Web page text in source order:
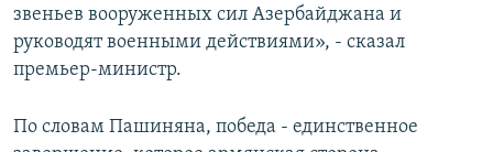
звеньев вооруженных сил Азербайджана и
руководят военными действиями», - сказал
премьер-министр.
По словам Пашиняна, победа - единственное